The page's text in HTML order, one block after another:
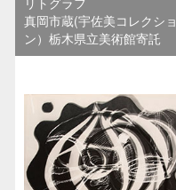
真岡市蔵(宇佐美コレクショ
ン）栃木県立美術館寄託